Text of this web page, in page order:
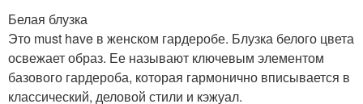
Белая блузка
Это must have в женском гардеробе. Блузка белого цвета
освежает образ. Ее называют ключевым элементом
базового гардероба, которая гармонично вписывается в
классический, деловой стили и кэжуал.